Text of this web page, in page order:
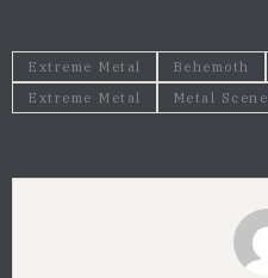
Extreme Metal Behemoth
Extreme Metal
Metal Scene